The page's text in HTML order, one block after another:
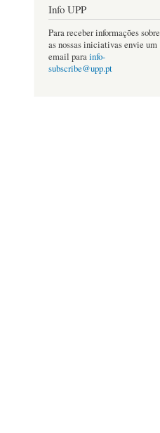
Info UPP
Para receber informações sobre
as nossas iniciativas envie um
email parainfo-
subscribe@upp.pt